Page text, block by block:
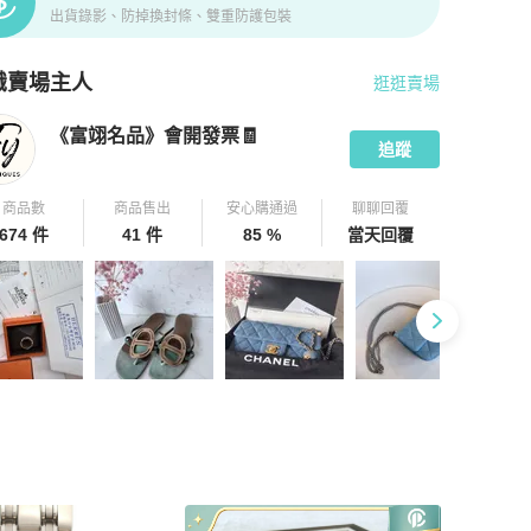
出貨錄影、防掉換封條、雙重防護包裝
賣場主人
拍拍圈嚴選賣家 《富翊名品》會開發票🧾介紹
逛逛賣場
《富翊名品》會開發票🧾
追蹤
商品數
件
商品售出
41 件
安心購通過
85 %
聊聊回覆
當天回覆